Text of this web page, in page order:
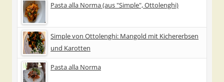
Pasta alla Norma (aus "Simple", Ottolenghi)
Simple von Ottolenghi: Mangold mit Kichererbsen
und Karotten
Pasta alla Norma